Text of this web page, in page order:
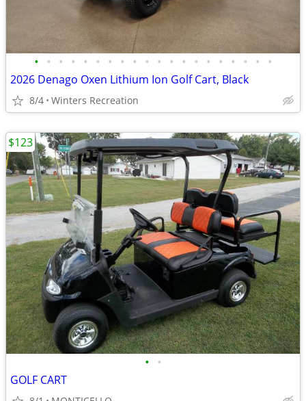
• • • • • • • • • • • • • • • • • • • •
2026 Denago Oxen Lithium Ion Golf Cart, Black
8/4 Winters Recreation
• •
GOLF CART
$123